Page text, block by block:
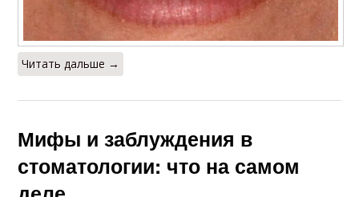
Читать дальше →
Мифы и заблуждения в
стоматологии: что на самом